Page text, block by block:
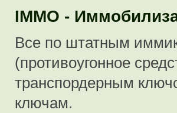
IMMO -
Все по штатным
(противоугонное
транспордерным
ключам.